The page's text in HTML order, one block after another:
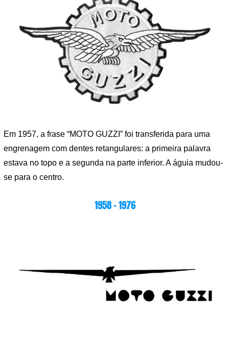
Em 1957, a frase “MOTO GUZZI” foi transferida para uma
engrenagem com dentes retangulares: a primeira palavra
estava no topo e a segunda na parte inferior. A águia mudou-
se para o centro.
1958 – 1976